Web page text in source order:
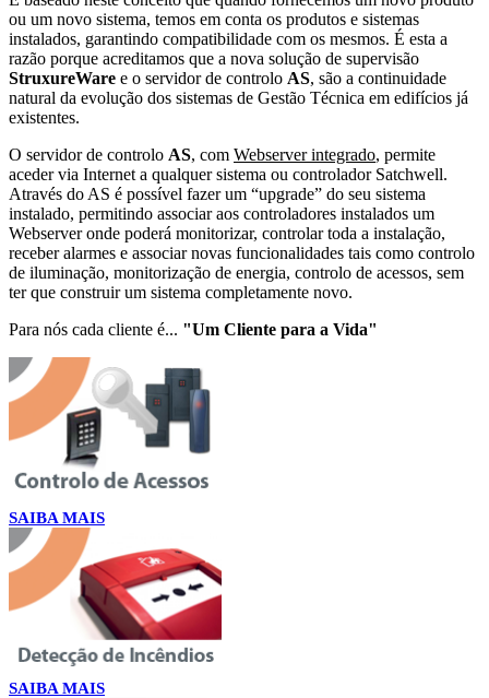
ou um novo sistema, temos em conta os produtos e sistemas
instalados, garantindo compatibilidade com os mesmos. É esta a
razão porque acreditamos que a nova solução de supervisão
StruxureWare e o servidor de controlo AS, são a continuidade
natural da evolução dos sistemas de Gestão Técnica em edifícios já
existentes.
O servidor de controlo AS, com Webserver integrado, permite
aceder via Internet a qualquer sistema ou controlador Satchwell.
Através do AS é possível fazer um “upgrade” do seu sistema
instalado, permitindo associar aos controladores instalados um
Webserver onde poderá monitorizar, controlar toda a instalação,
receber alarmes e associar novas funcionalidades tais como controlo
de iluminação, monitorização de energia, controlo de acessos, sem
ter que construir um sistema completamente novo.
Para nós cada cliente é... "Um Cliente para a Vida"
SAIBA MAIS
SAIBA MAIS